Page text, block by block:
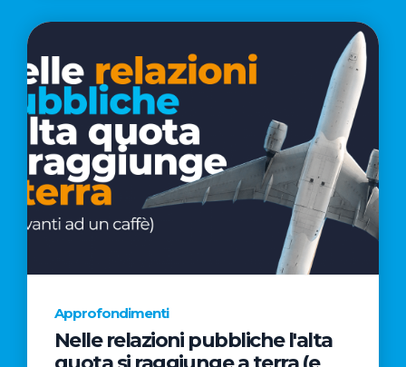
Approfondimenti
Nelle relazioni pubbliche l'alta